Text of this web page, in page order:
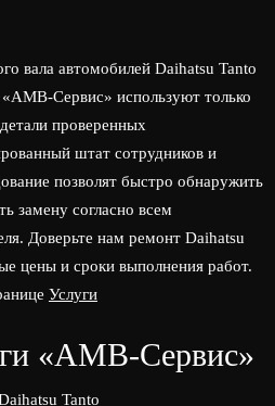
вала автомобилей Daihatsu Tanto
Сервис» используют только
проверенных
штат сотрудников и
позволят быстро обнаружить
замену согласно всем
Доверьте нам ремонт Daihatsu
цены и сроки выполнения работ.
Услуги
«АМВ-Сервис»
Tanto